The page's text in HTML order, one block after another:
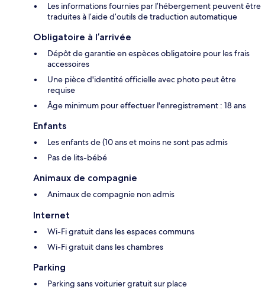
Les informations fournies par l’hébergement peuvent être
traduites à l’aide d’outils de traduction automatique
Obligatoire à l’arrivée
Dépôt de garantie en espèces obligatoire pour les frais
accessoires
Une pièce d'identité officielle avec photo peut être
requise
Âge minimum pour effectuer l'enregistrement : 18 ans
Enfants
Les enfants de (10 ans et moins ne sont pas admis
Pas de lits-bébé
Animaux de compagnie
Animaux de compagnie non admis
Internet
Wi-Fi gratuit dans les espaces communs
Wi-Fi gratuit dans les chambres
Parking
Parking sans voiturier gratuit sur place